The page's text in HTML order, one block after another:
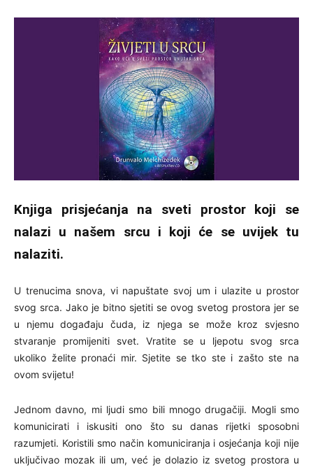
Knjiga prisjećanja na sveti prostor koji se
nalazi u našem srcu i koji će se uvijek tu
nalaziti.
U trenucima snova, vi napuštate svoj um i ulazite u prostor
svog srca. Jako je bitno sjetiti se ovog svetog prostora jer se
u njemu događaju čuda, iz njega se može kroz svjesno
stvaranje promijeniti svet. Vratite se u ljepotu svog srca
ukoliko želite pronaći mir. Sjetite se tko ste i zašto ste na
ovom svijetu!
Jednom davno, mi ljudi smo bili mnogo drugačiji. Mogli smo
komunicirati i iskusiti ono što su danas rijetki sposobni
razumjeti. Koristili smo način komuniciranja i osjećanja koji nije
uključivao mozak ili um, već je dolazio iz svetog prostora u